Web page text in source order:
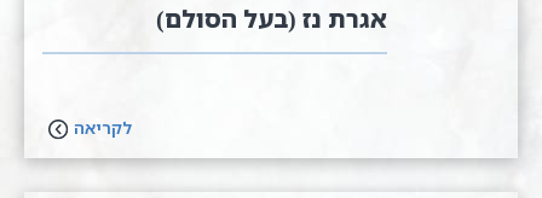
אגרת נ​ז (בעל הסולם)
לקריאה